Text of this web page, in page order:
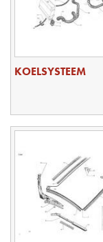
KOELSYSTEEM